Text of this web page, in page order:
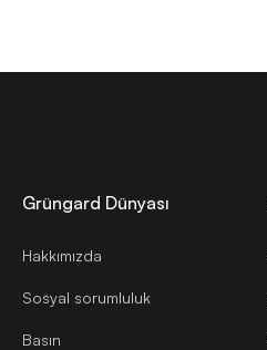
Grüngard Dünyası
Hakkımızda
Sosyal sorumluluk
Basın